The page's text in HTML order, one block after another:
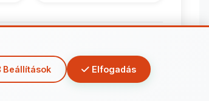
Beállítások Elfogadás